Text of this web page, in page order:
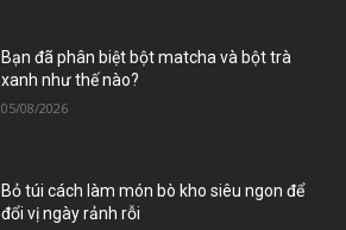
Bạn đã phân biệt bột matcha và bột trà
xanh như thế nào?
05/08/2026
Bỏ túi cách làm món bò kho siêu ngon để
đổi vị ngày rảnh rỗi